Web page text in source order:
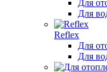
Для
Для
Reflex
Для
Для